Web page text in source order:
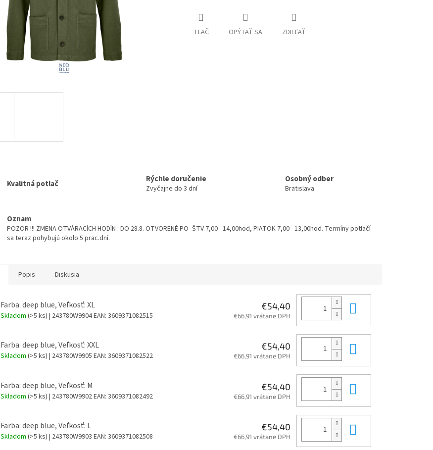
TLAČ OPÝTAŤ SA ZDIEĽAŤ
Kvalitná potlač Rýchle doručenie
Zvyčajne do 3 dní
Osobný odber
Bratislava
Oznam
POZOR !!! ZMENA OTVÁRACÍCH HODÍN : DO 28.8. OTVORENÉ PO- ŠTV 7,00 - 14,00hod, PIATOK 7,00 - 13,00hod. Termíny potlačí
sa teraz pohybujú okolo 5 prac.dní.
Popis Diskusia
Farba: deep blue, Veľkosť: XL
Skladom (>5 ks) | 243780W9904EAN: 3609371082515
€54,40
€66,91 vrátane DPH
Farba: deep blue, Veľkosť: XXL
Skladom (>5 ks) | 243780W9905 EAN: 3609371082522
€54,40
€66,91 vrátane DPH
Farba: deep blue, Veľkosť: M
Skladom (>5 ks) | 243780W9902EAN: 3609371082492
€54,40
€66,91 vrátane DPH
Farba: deep blue, Veľkosť: L
Skladom (>5 ks) | 243780W9903 EAN: 3609371082508
€54,40
€66,91 vrátane DPH